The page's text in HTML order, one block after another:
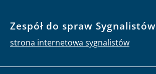
Zespół do spraw Sygnalistów
strona internetowa sygnalistów